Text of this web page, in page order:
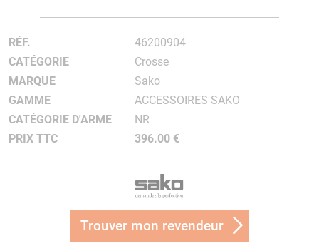
RÉF.
46200904
CATÉGORIE
Crosse
MARQUE
Sako
GAMME
ACCESSOIRES SAKO
CATÉGORIE D'ARME
NR
PRIX TTC
396.00 €
Trouver mon revendeur